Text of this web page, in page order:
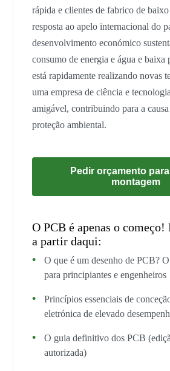
rápida e clientes de fabrico de
resposta ao apelo internacional do
desenvolvimento económico
consumo de energia e água e baixa
está rapidamente realizando novas
uma empresa de ciência e
amigável, contribuindo para a
proteção ambiental.
Pedir orçamento
montagem
O PCB é apenas o
a partir daqui:
O que é um desenho de PCB?
para principiantes e engenheiros
Princípios essenciais de
eletrónica de elevado
O guia definitivo dos PCB
autorizada)